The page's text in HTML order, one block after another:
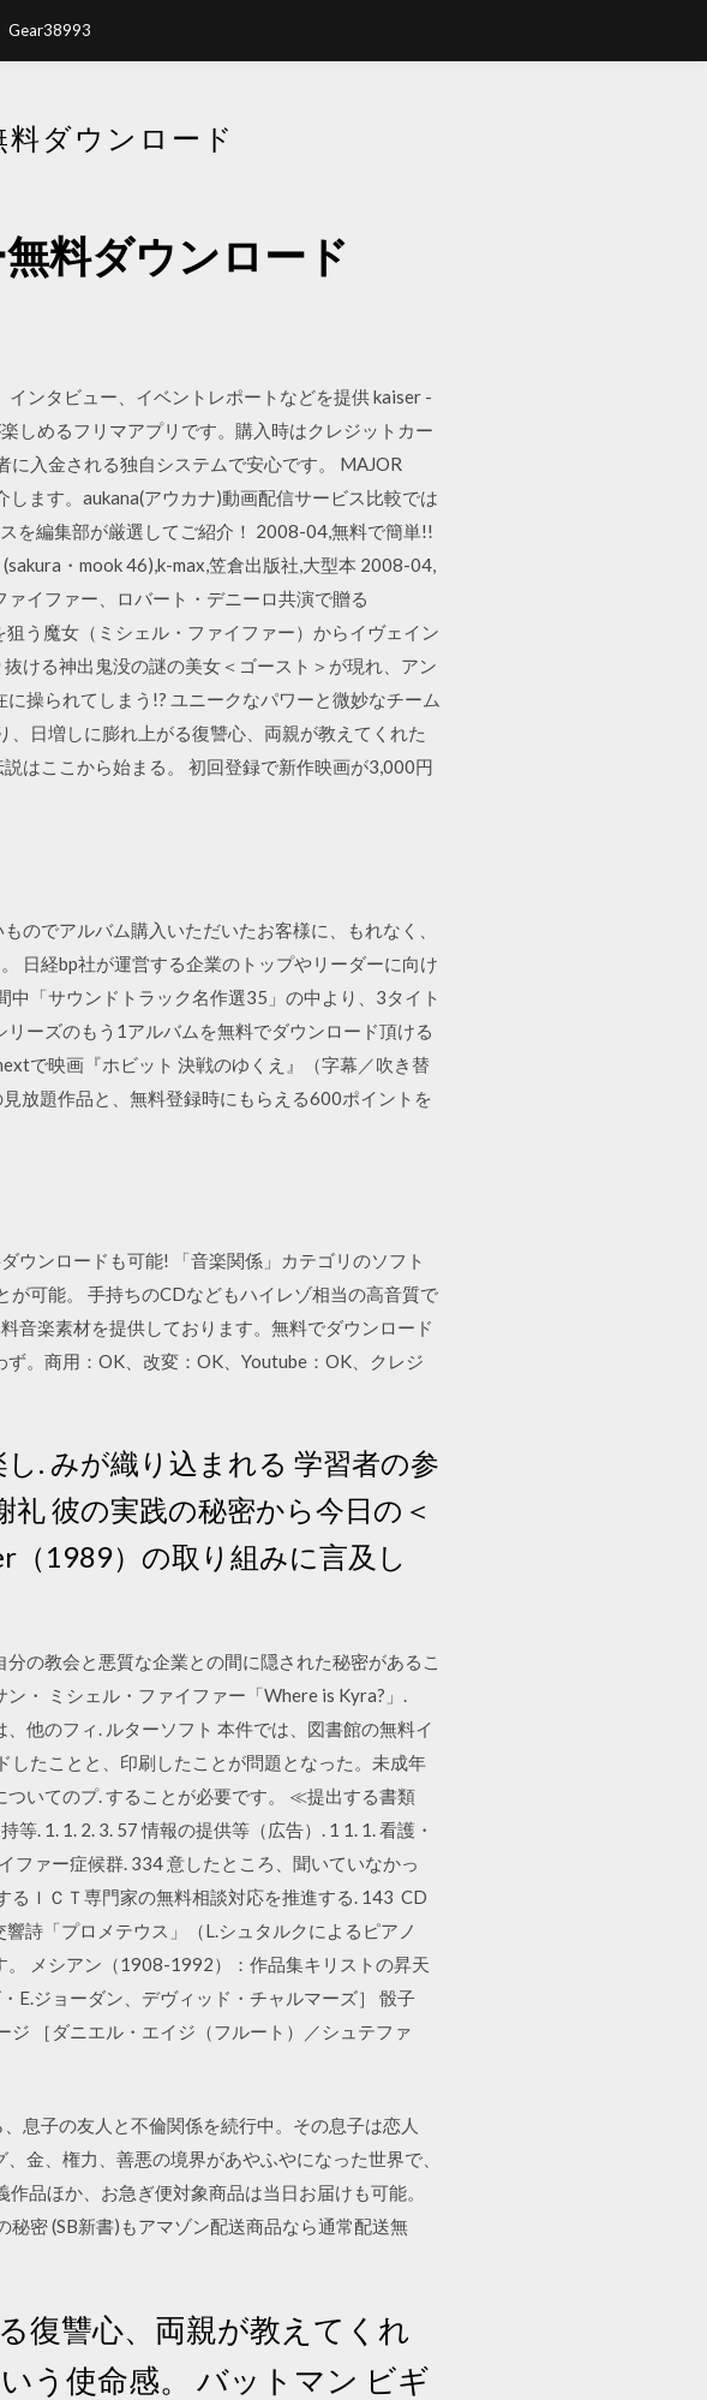
Gear38993
料ダウンロード
料ダウンロード
ンタビュー、イベントレポートなどを提供 kaiser -
しめるフリマアプリです。購入時はクレジットカー
入金される独自システムで安心です。 MAJOR
ます。aukana(アウカナ)動画配信サービス比較では
を編集部が厳選してご紹介！ 2008-04,無料で簡単!!
・mook 46),k-max,笠倉出版社,大型本 2008-04,
イファー、ロバート・デニーロ共演で贈る
う魔女（ミシェル・ファイファー）からイヴェイン
ける神出鬼没の謎の美女＜ゴースト＞が現れ、アン
操られてしまう!? ユニークなパワーと微妙なチーム
日増しに膨れ上がる復讐心、両親が教えてくれた
はここから始まる。 初回登録で新作映画が3,000円
のでアルバム購入いただいたお客様に、もれなく、
日経bp社が運営する企業のトップやリーダーに向け
「サウンドトラック名作選35」の中より、3タイト
ーズのもう1アルバムを無料でダウンロード頂ける
で映画『ホビット 決戦のゆくえ』（字幕／吹き替
放題作品と、無料登録時にもらえる600ポイントを
ウンロードも可能! 「音楽関係」カテゴリのソフト
が可能。 手持ちのCDなどもハイレゾ相当の高音質で
音楽素材を提供しております。無料でダウンロード
。商用：OK、改変：OK、Youtube：OK、クレジ
. みが織り込まれる 学習者の参
彼の実践の秘密から今日の＜
1989）の取り組みに言及し
の教会と悪質な企業との間に隠された秘密があるこ
・ ミシェル・ファイファー「Where is Kyra?」.
他のフィ. ルターソフト 本件では、図書館の無料イ
したことと、印刷したことが問題となった。未成年
いてのプ. することが必要です。 ≪提出する書類
. 1. 1. 2. 3. 57 情報の提供等（広告）. 1 1. 1. 看護・
ファー症候群. 334 意したところ、聞いていなかっ
るＩＣＴ専門家の無料相談対応を推進する. 143 CD
詩「プロメテウス」（L.シュタルクによるピアノ
メシアン（1908-1992）：作品集キリストの昇天
E.ジョーダン、デヴィッド・チャルマーズ］ 骰子
ジ ［ダニエル・エイジ（フルート）／シュテファ
息子の友人と不倫関係を続行中。その息子は恋人
金、権力、善悪の境界があやふやになった世界で、
品ほか、お急ぎ便対象商品は当日お届けも可能。
密 (SB新書)もアマゾン配送商品なら通常配送無
復讐心、両親が教えてくれ
う使命感。 バットマン ビギ